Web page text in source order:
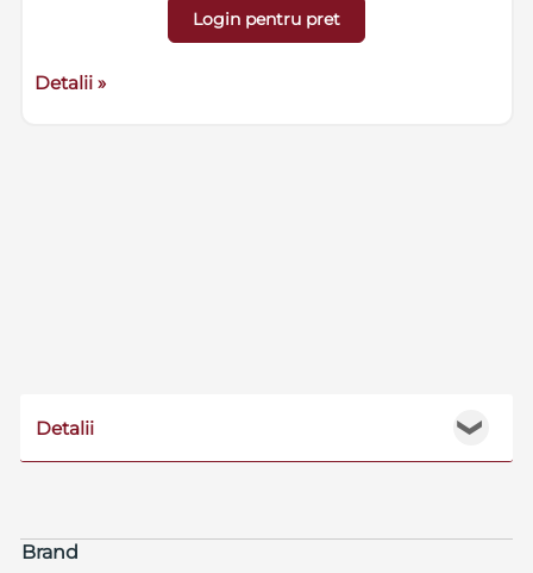
Login pentru pret
Detalii »
❯
Detalii
Brand